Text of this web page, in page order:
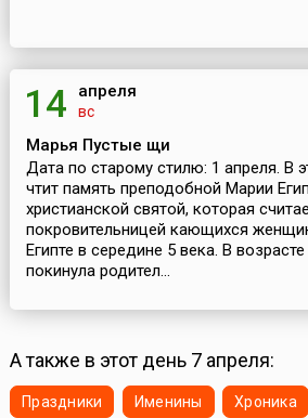
14 апреля
вс
Марья Пустые щи
Дата по старому стилю: 1 апреля. В
чтит память преподобной Марии
христианской святой, которая
покровительницей кающихся
Египте в середине 5 века. В
покинула родител...
А также в этот день 7 апреля:
Праздники Именины Хроника